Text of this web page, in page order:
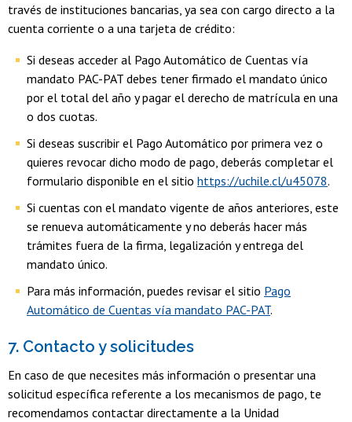
través de instituciones bancarias, ya sea con cargo directo a la
cuenta corriente o a una tarjeta de crédito:
Si deseas acceder al Pago Automático de Cuentas vía
mandato PAC-PAT debes tener firmado el mandato único
por el total del año y pagar el derecho de matrícula en una
o dos cuotas.
Si deseas suscribir el Pago Automático por primera vez o
quieres revocar dicho modo de pago, deberás completar el
formulario disponible en el sitio https://uchile.cl/u45078.
Si cuentas con el mandato vigente de años anteriores, este
se renueva automáticamente y no deberás hacer más
trámites fuera de la firma, legalización y entrega del
mandato único.
Para más información, puedes revisar el sitio Pago
Automático de Cuentas vía mandato PAC-PAT.
7. Contacto y solicitudes
En caso de que necesites más información o presentar una
solicitud específica referente a los mecanismos de pago, te
recomendamos contactar directamente a la Unidad